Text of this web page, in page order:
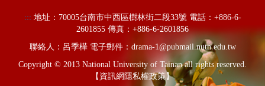
::: 地址：70005台南市中西區樹林街二段33號 電話：+886-6-
2601855 傳真：+886-6-2601856
聯絡人：呂季樺 電子郵件：drama-1@pubmail.nutn.edu.tw
Copyright © 2013 National University of Tainan all rights reserved.
【 資訊網隱私權政策 】